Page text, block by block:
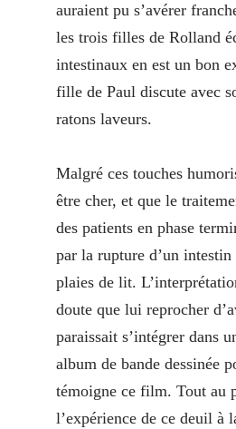
auraient pu s’avérer
les trois filles de Rolland
intestinaux en est un bon
fille de Paul discute avec
ratons laveurs.
Malgré ces touches
être cher, et que le
des patients en phase
par la rupture d’un
plaies de lit.
doute que lui reprocher
paraissait s’intégrer dans
album de bande dessinée
témoigne ce film. Tout au
l’expérience de ce deuil à